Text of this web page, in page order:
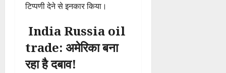
टिप्पणी देने से इनकार किया।
India Russia oil
trade: अमेरिका बना
रहा है दबाव!